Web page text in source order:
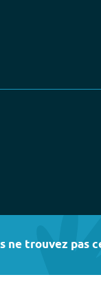
ne trouvez pas